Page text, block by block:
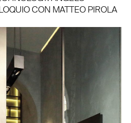
CON MATTEO PIROLA